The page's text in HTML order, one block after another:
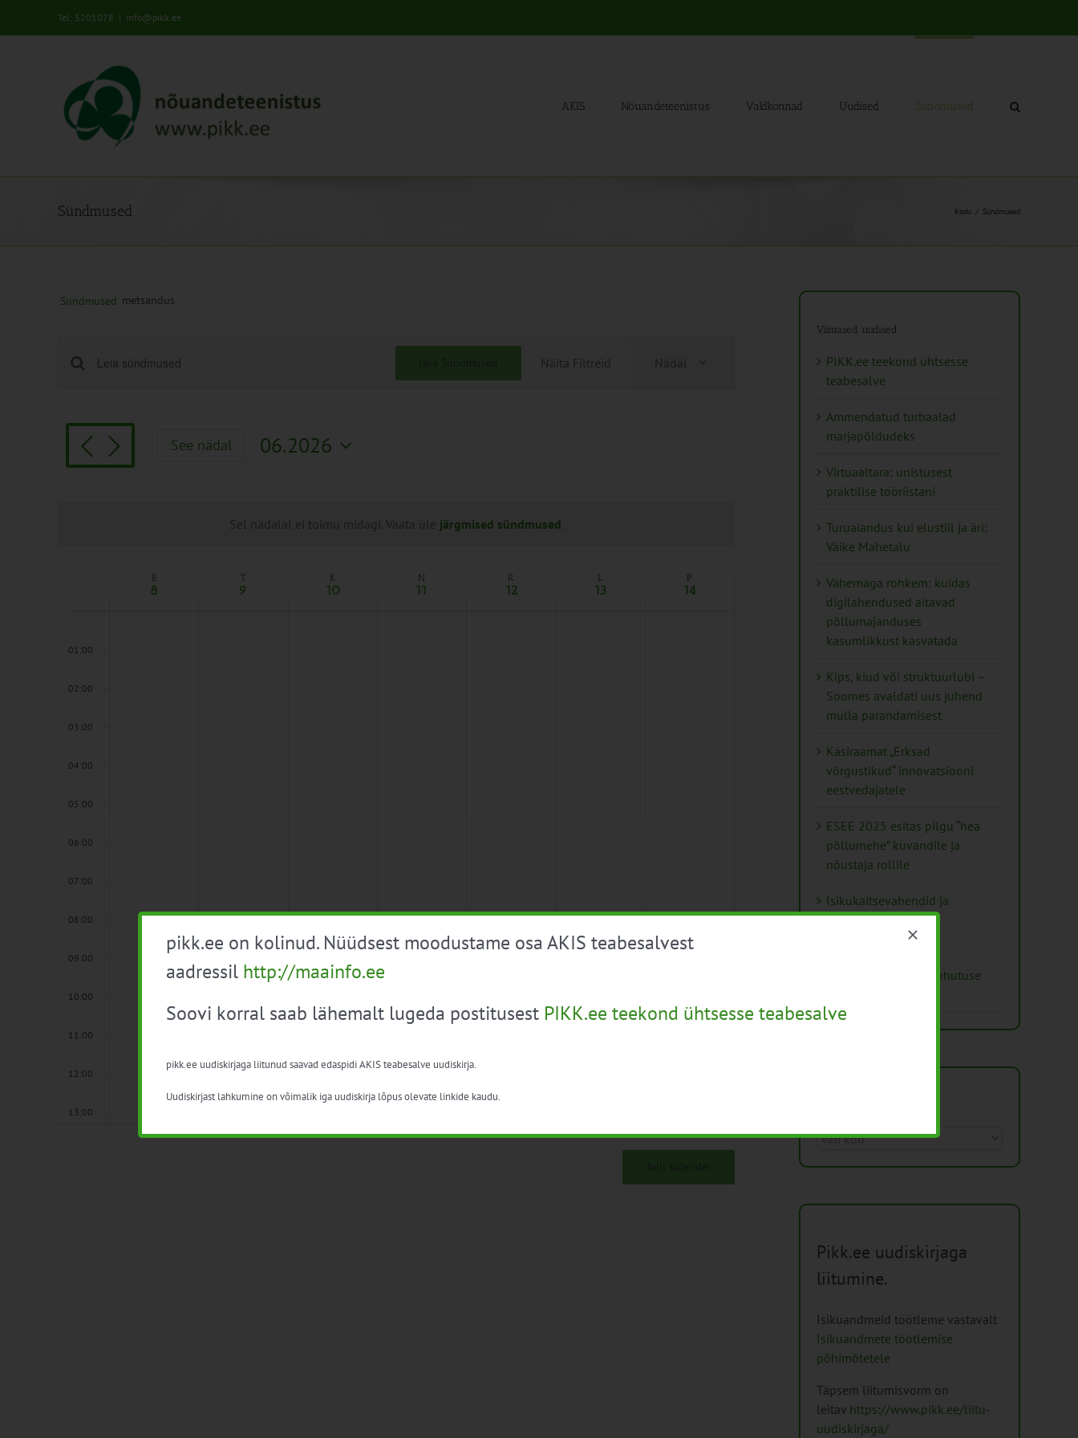
Tel: 5201078 | info@pikk.ee
AKIS Nõuandeteenistus Valdkonnad Uudised Sündmused
Sündmused Kodu Sündmused
Sel nädalal ei toimu midagi. Vaata üle järgmised sündmused
Sündmused metsandus
Sündmused
Views
Navigation
Enter
for
Sündmused
by
Näita Filtreid
Views
Nädal
See nädal
06.2026
E
8
T
9
K
10
N
11
R
12
L
13
P
14
01:00
02:00
03:00
04:00
05:00
06:00
07:00
08:00
09:00
10:00
11:00
12:00
13:00
Viimased uudised
PIKK.ee teekond ühtsesse
teabesalve
Ammendatud turbaalad
marjapõldudeks
Virtuaaltara: unistusest
praktilise tööriistani
Turuaiandus kui elustiil ja äri:
Väike Mahetalu
Vähemaga rohkem: kuidas
digilahendused aitavad
põllumajanduses
kasumlikkust kasvatada
Kips, kiud või struktuurlubi –
Soomes avaldati uus juhend
mulla parandamisest
Käsiraamat „Erksad
võrgustikud“ innovatsiooni
eestvedajatele
ESEE 2025 esitas pilgu “hea
põllumehe” kuvandile ja
nõustaja rollile
Isikukaitsevahendid ja
ohutusnõuded
taimekaitsetöödel
Mida näitavad toiduohutuse
Arhiiv
Pikk.ee uudiskirjaga
liitumine.
Isikuandmeid töötleme vastavalt
Isikuandmete töötlemise
põhimõtetele
Täpsem liitumisvorm on
leitav https://www.pikk.ee/liitu-
uudiskirjaga/
pikk.ee on kolinud. Nüüdsest moodustame osa AKIS teabesalvest
aadressil http://maainfo.ee
Soovi korral saab lähemalt lugeda postitusest PIKK.ee teekond ühtsesse teabesalve
pikk.ee uudiskirjaga liitunud saavad edaspidi AKIS teabesalve uudiskirja.
Uudiskirjast lahkumine on võimalik iga uudiskirja lõpus olevate linkide kaudu.